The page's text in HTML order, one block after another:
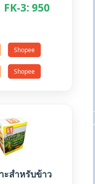
3: 950
Shopee
Shopee
ะสำหรับข้าว